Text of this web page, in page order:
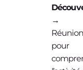
→
pour